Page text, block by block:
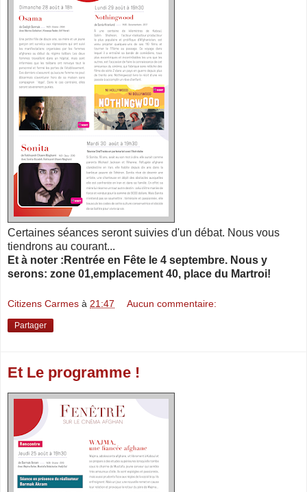
Certaines séances seront suivies d'un débat. Nous vous
tiendrons au courant...
Et à noter :Rentrée en Fête le 4 septembre. Nous y
serons: zone 01,emplacement 40, place du Martroi!
Citizens Carmes à 21:47 Aucun commentaire:
Partager
Et Le programme !